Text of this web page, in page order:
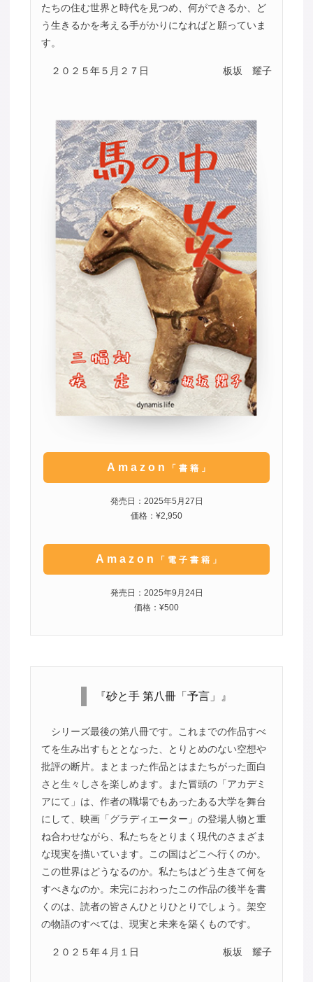
たちの住む世界と時代を見つめ、何ができるか、ど
う生きるかを考える手がかりになればと願っていま
す。
２０２５年５月２７日 板坂 耀子
Amazon 「書籍」
発売日：2025年5月27日
価格：¥2,950
Amazon 「電子書籍」
発売日：2025年9月24日
価格：¥500
『砂と手 第八冊「予言」』
シリーズ最後の第八冊です。これまでの作品すべ
てを生み出すもととなった、とりとめのない空想や
批評の断片。まとまった作品とはまたちがった面白
さと生々しさを楽しめます。また冒頭の「アカデミ
アにて」は、作者の職場でもあったある大学を舞台
にして、映画「グラディエーター」の登場人物と重
ね合わせながら、私たちをとりまく現代のさまざま
な現実を描いています。この国はどこへ行くのか。
この世界はどうなるのか。私たちはどう生きて何を
すべきなのか。未完におわったこの作品の後半を書
くのは、読者の皆さんひとりひとりでしょう。架空
の物語のすべては、現実と未来を築くものです。
２０２５年４月１日 板坂 耀子